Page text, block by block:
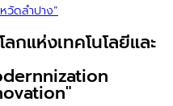
ดลำปาง”
กแห่งเทคโนโลยีและ